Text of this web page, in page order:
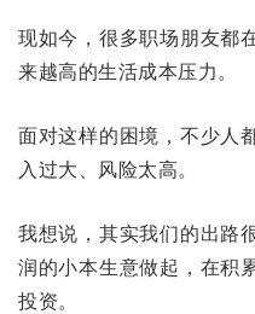
现如今，很多职场朋友都
来越高的生活成本压力。
面对这样的困境，不少人
入过大、风险太高。
我想说，其实我们的出路
润的小本生意做起，在积
投资。